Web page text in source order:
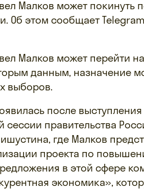
Малков может покинуть
Об этом сообщает
Малков может перейти
данным, назначение
выборов.
после выступления
сессии правительства
где Малков
проекта по
в этой сфере
экономика»,